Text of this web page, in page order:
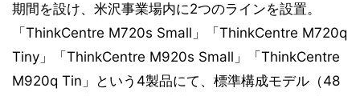
期間を設け、米沢事業場内に2つのラインを設置。
「ThinkCentre M720s Small」「ThinkCentre M720q
Tiny」「ThinkCentre M920s Small」「ThinkCentre
M920q Tin」という4製品にて、標準構成モデル（48